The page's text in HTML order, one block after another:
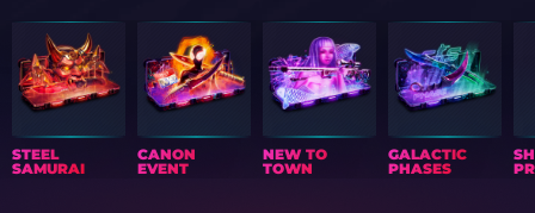
STEEL
SAMURAI
CANON
EVENT
NEW TO
TOWN
GALACTIC
PHASES